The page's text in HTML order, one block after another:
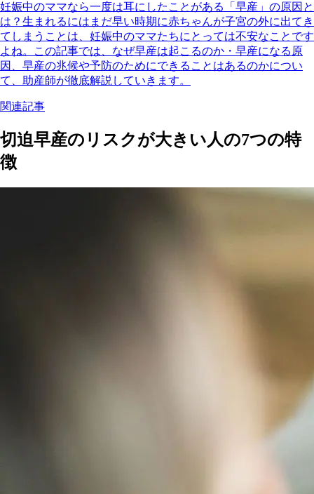
妊娠中のママなら一度は耳にしたことがある「早産」の原因と
は？生まれるにはまだ早い時期に赤ちゃんが子宮の外に出てき
てしまうことは、妊娠中のママたちにとっては不安なことです
よね。この記事では、なぜ早産は起こるのか・早産になる原
因、早産の兆候や予防のためにできることはあるのかについ
て、助産師が徹底解説していきます。
関連記事
切迫早産のリスクが大きい人の7つの特
徴